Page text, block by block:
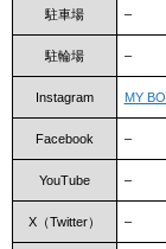
駐車場 –
駐輪場 –
Instagram MY
Facebook –
YouTube –
X（Twitter） –